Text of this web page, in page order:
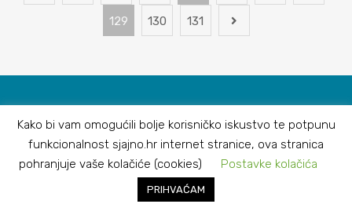
129 130 131
Kako bi vam omogućili bolje korisničko iskustvo te potpunu
funkcionalnost sjajno.hr internet stranice, ova stranica
pohranjuje vaše kolačiće (cookies)
Postavke kolačića
PRIHVAĆAM